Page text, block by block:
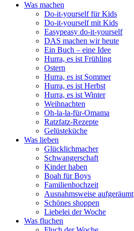
Was machen
Do-it-yourself für Kids
Do-it-yourself mit Kids
Easypeasy do-it-yourself
DAS machen wir heute
Ein Buch – eine Idee
Hurra, es ist Frühling
Ostern
Hurra, es ist Sommer
Hurra, es ist Herbst
Hurra, es ist Winter
Weihnachten
Oh-la-la-für-Omama
Ratzfatz-Rezepte
Gelüsteküche
Was lieben
Glücklichmacher
Schwangerschaft
Kinder haben
Boah für Boys
Familienhochzeit
Ausnahmsweise aufgeräumt
Schönes shoppen
Liebelei der Woche
Was fluchen